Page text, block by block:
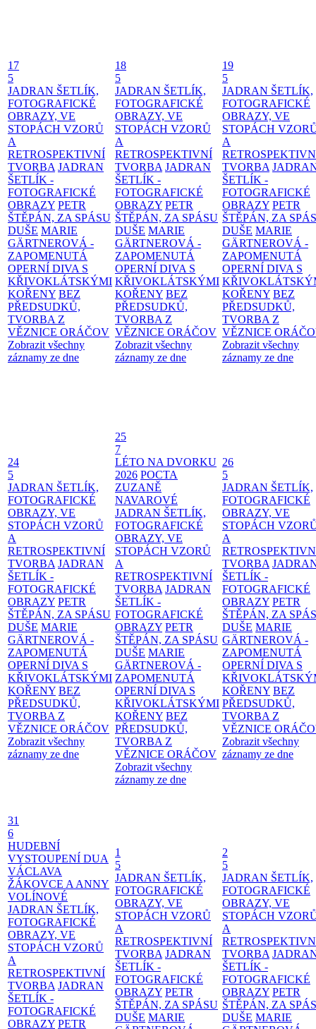
17
5
JADRAN ŠETLÍK,
FOTOGRAFICKÉ
OBRAZY, VE
STOPÁCH VZORŮ
A
RETROSPEKTIVNÍ
TVORBA JADRAN
ŠETLÍK -
FOTOGRAFICKÉ
OBRAZY PETR
ŠTĚPÁN, ZA SPÁSU
DUŠE MARIE
GÄRTNEROVÁ -
ZAPOMENUTÁ
OPERNÍ DIVA S
KŘIVOKLÁTSKÝMI
KOŘENY BEZ
PŘEDSUDKŮ,
TVORBA Z
VĚZNICE ORÁČOV
Zobrazit všechny
záznamy ze dne
18
5
JADRAN ŠETLÍK,
FOTOGRAFICKÉ
OBRAZY, VE
STOPÁCH VZORŮ
A
RETROSPEKTIVNÍ
TVORBA JADRAN
ŠETLÍK -
FOTOGRAFICKÉ
OBRAZY PETR
ŠTĚPÁN, ZA SPÁSU
DUŠE MARIE
GÄRTNEROVÁ -
ZAPOMENUTÁ
OPERNÍ DIVA S
KŘIVOKLÁTSKÝMI
KOŘENY BEZ
PŘEDSUDKŮ,
TVORBA Z
VĚZNICE ORÁČOV
Zobrazit všechny
záznamy ze dne
19
5
JADRAN ŠETLÍK,
FOTOGRAFICKÉ
OBRAZY, VE
STOPÁCH
A
TVORBA
ŠETLÍK -
FOTOGRAFICKÉ
OBRAZY PETR
ŠTĚPÁN, ZA
DUŠE MARIE
GÄRTNEROVÁ -
ZAPOMENUTÁ
OPERNÍ DIVA S
KOŘENY BEZ
PŘEDSUDKŮ,
TVORBA Z
VĚZNICE
Zobrazit všechny
záznamy ze dne
24
5
JADRAN ŠETLÍK,
FOTOGRAFICKÉ
OBRAZY, VE
STOPÁCH VZORŮ
A
RETROSPEKTIVNÍ
TVORBA JADRAN
ŠETLÍK -
FOTOGRAFICKÉ
OBRAZY PETR
ŠTĚPÁN, ZA SPÁSU
DUŠE MARIE
GÄRTNEROVÁ -
ZAPOMENUTÁ
OPERNÍ DIVA S
KŘIVOKLÁTSKÝMI
KOŘENY BEZ
PŘEDSUDKŮ,
TVORBA Z
VĚZNICE ORÁČOV
Zobrazit všechny
záznamy ze dne
25
7
LÉTO NA DVORKU
2026 POCTA
ZUZANĚ
NAVAROVÉ
JADRAN ŠETLÍK,
FOTOGRAFICKÉ
OBRAZY, VE
STOPÁCH VZORŮ
A
RETROSPEKTIVNÍ
TVORBA JADRAN
ŠETLÍK -
FOTOGRAFICKÉ
OBRAZY PETR
ŠTĚPÁN, ZA SPÁSU
DUŠE MARIE
GÄRTNEROVÁ -
ZAPOMENUTÁ
OPERNÍ DIVA S
KŘIVOKLÁTSKÝMI
KOŘENY BEZ
PŘEDSUDKŮ,
TVORBA Z
VĚZNICE ORÁČOV
Zobrazit všechny
záznamy ze dne
26
5
JADRAN ŠETLÍK,
FOTOGRAFICKÉ
OBRAZY, VE
STOPÁCH
A
TVORBA
ŠETLÍK -
FOTOGRAFICKÉ
OBRAZY PETR
ŠTĚPÁN, ZA
DUŠE MARIE
GÄRTNEROVÁ -
ZAPOMENUTÁ
OPERNÍ DIVA S
KOŘENY BEZ
PŘEDSUDKŮ,
TVORBA Z
VĚZNICE
Zobrazit všechny
záznamy ze dne
31
6
HUDEBNÍ
VYSTOUPENÍ DUA
VÁCLAVA
ŽÁKOVCE A ANNY
VOLÍNOVÉ
JADRAN ŠETLÍK,
FOTOGRAFICKÉ
OBRAZY, VE
STOPÁCH VZORŮ
A
RETROSPEKTIVNÍ
TVORBA JADRAN
ŠETLÍK -
FOTOGRAFICKÉ
OBRAZY PETR
1
5
JADRAN ŠETLÍK,
FOTOGRAFICKÉ
OBRAZY, VE
STOPÁCH VZORŮ
A
RETROSPEKTIVNÍ
TVORBA JADRAN
ŠETLÍK -
FOTOGRAFICKÉ
OBRAZY PETR
ŠTĚPÁN, ZA SPÁSU
DUŠE MARIE
2
5
JADRAN ŠETLÍK,
FOTOGRAFICKÉ
OBRAZY, VE
STOPÁCH
A
TVORBA
ŠETLÍK -
FOTOGRAFICKÉ
OBRAZY PETR
ŠTĚPÁN, ZA
DUŠE MARIE